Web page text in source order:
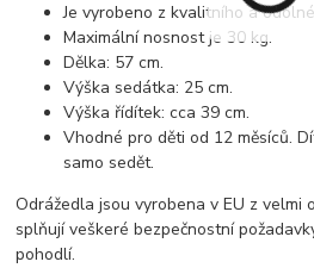
Je vyrobeno z kvalitního a
Maximální nosnost je 30 kg.
Dělka: 57 cm.
Výška sedátka: 25 cm.
Výška řídítek: cca 39 cm.
Vhodné pro děti od 12 měsíců.
samo sedět.
Odrážedla jsou vyrobena v EU z velmi
splňují veškeré bezpečnostní
pohodlí.